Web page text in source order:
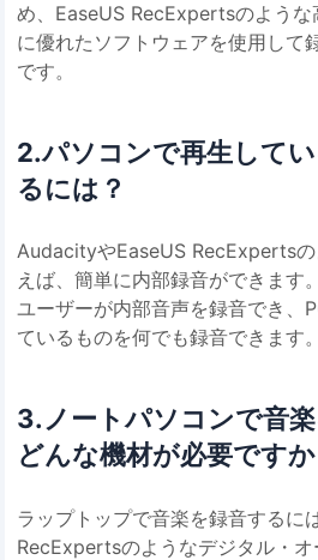
め、EaseUS RecExpertsのような
に優れたソフトウェアを使用して
です。
2.パソコンで再生して
るには？
AudacityやEaseUS RecExperts
えば、簡単に内部録音ができます
ユーザーが内部音声を録音でき、
ているものを何でも録音できます。
3.ノートパソコンで音
どんな機材が必要ですか
ラップトップで音楽を録音するに
RecExpertsのようなデジタル・